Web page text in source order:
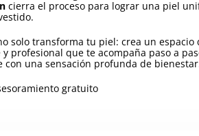
cierra el proceso para lograr una piel
solo transforma tu piel: crea un
y profesional que te acompaña paso a
con una sensación profunda de
gratuito